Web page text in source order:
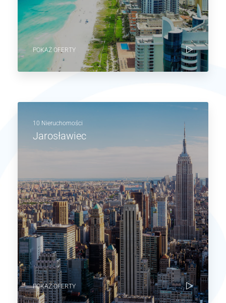
POKAŻ OFERTY
10 Nieruchomości
Jarosławiec
POKAŻ OFERTY